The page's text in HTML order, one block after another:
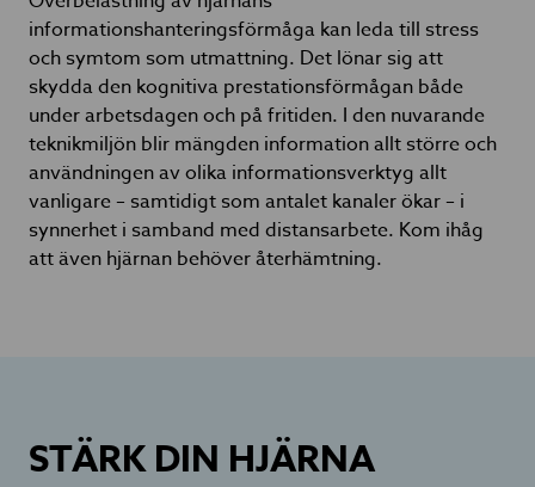
informationshanteringsförmåga kan leda till stress
och symtom som utmattning. Det lönar sig att
skydda den kognitiva prestationsförmågan både
under arbetsdagen och på fritiden. I den nuvarande
teknikmiljön blir mängden information allt större och
användningen av olika informationsverktyg allt
vanligare – samtidigt som antalet kanaler ökar – i
synnerhet i samband med distansarbete. Kom ihåg
att även hjärnan behöver återhämtning.
STÄRK DIN HJÄRNA